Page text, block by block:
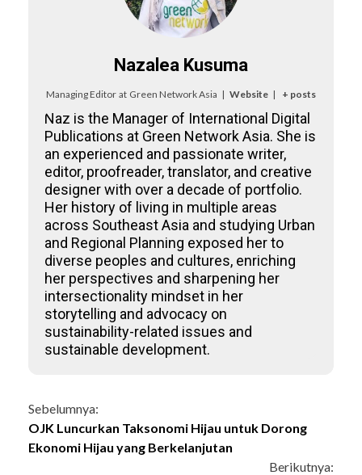
Nazalea Kusuma
Managing Editor at Green Network Asia | Website | + posts
Naz is the Manager of International Digital
Publications at Green Network Asia. She is
an experienced and passionate writer,
editor, proofreader, translator, and creative
designer with over a decade of portfolio.
Her history of living in multiple areas
across Southeast Asia and studying Urban
and Regional Planning exposed her to
diverse peoples and cultures, enriching
her perspectives and sharpening her
intersectionality mindset in her
storytelling and advocacy on
sustainability-related issues and
sustainable development.
Continue
Reading
Sebelumnya:
OJK Luncurkan Taksonomi Hijau untuk Dorong
Ekonomi Hijau yang Berkelanjutan
Berikutnya: